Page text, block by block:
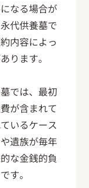
なる場合が
代供養墓で
内容によっ
ります。
では、最初
が含まれて
いるケース
遺族が毎年
な金銭的負
す。